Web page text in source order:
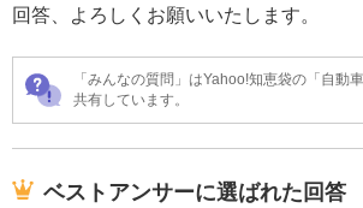
回答、よろしくお願いいたします。
「みんなの質問」はYahoo!知恵袋の「自動
共有しています。
ベストアンサーに選ばれた回答